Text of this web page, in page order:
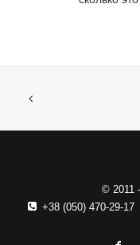
© 2011
+38 (050) 470-29-17